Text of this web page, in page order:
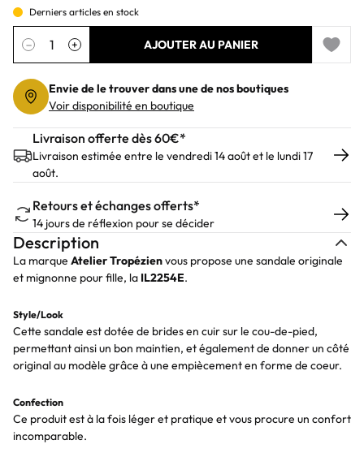
Derniers articles en stock
Quantité
− + AJOUTER AU PANIER
Add to
Envie de le trouver dans une de nos boutiques
Voir disponibilité en boutique
Livraison offerte dès 60€*
Livraison estimée entre le vendredi 14 août et le lundi 17
août.
Retours et échanges offerts*
14 jours de réflexion pour se décider
Description
La marque Atelier Tropézienvous propose une sandale originale
et mignonne pour fille, la IL2254E.
Style/Look
Cette sandale est dotée de brides en cuir sur le cou-de-pied,
permettant ainsi un bon maintien, et également de donner un côté
original au modèle grâce à une empiècement en forme de coeur.
Confection
Ce produit est à la fois léger et pratique et vous procure un confort
incomparable.